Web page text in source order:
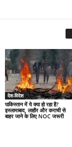
देश-विदेश
पाकिस्तान में ये क्या हो रहा है?
इस्लामाबाद, लाहौर और कराची से
बाहर जाने के लिए NOC जरूरी